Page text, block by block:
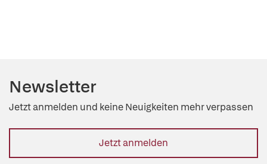
Newsletter
Jetzt anmelden und keine Neuigkeiten mehr verpassen
Jetzt anmelden